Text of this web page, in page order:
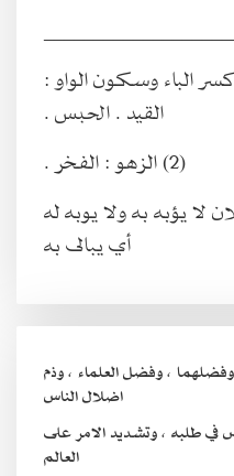
الباء وسكون الواو :
القيد . الحبس .
(2) الزهو : الفخر .
لا يؤبه به ولا يوبه له
أي يبالى به
وفضلهما ، وفضل العلماء ، وذم
اضلال الناس
في طلبه ، وتشديد الامر على
العالم